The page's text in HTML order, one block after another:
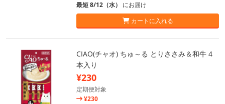
最短 8/12（水） にお届け
カートに入れる
CIAO(チャオ) ちゅ～る とりささみ＆和牛 4
本入り
¥230
定期便対象
¥230